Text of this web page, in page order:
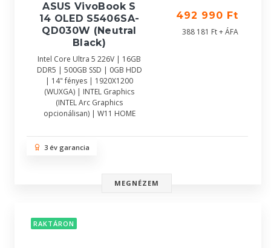
ASUS VivoBook S
14 OLED S5406SA-
QD030W (Neutral
Black)
Intel Core Ultra 5 226V | 16GB
DDR5 | 500GB SSD | 0GB HDD
| 14" fényes | 1920X1200
(WUXGA) | INTEL Graphics
(INTEL Arc Graphics
opcionálisan) | W11 HOME
492 990 Ft
388 181 Ft + ÁFA
3 év garancia
MEGNÉZEM
RAKTÁRON